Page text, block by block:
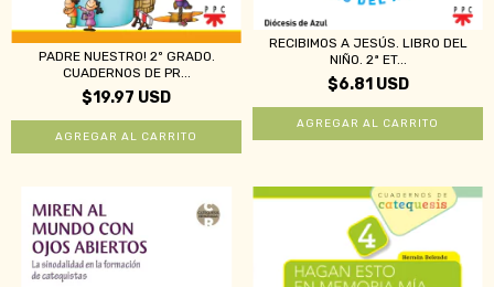
PADRE NUESTRO! 2º GRADO.
CUADERNOS DE PR...
$19.97 USD
RECIBIMOS A JESÚS. LIBRO DEL
NIÑO. 2ª ET...
$6.81 USD